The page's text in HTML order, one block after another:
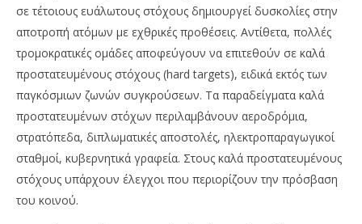
σε τέτοιους ευάλωτους στόχους δημιουργεί δυσκολίες στην
αποτροπή ατόμων με εχθρικές προθέσεις. Αντίθετα, πολλές
τρομοκρατικές ομάδες αποφεύγουν να επιτεθούν σε καλά
προστατευμένους στόχους (hard targets), ειδικά εκτός των
παγκόσμιων ζωνών συγκρούσεων. Τα παραδείγματα καλά
προστατευμένων στόχων περιλαμβάνουν αεροδρόμια,
στρατόπεδα, διπλωματικές αποστολές, ηλεκτροπαραγωγικοί
σταθμοί, κυβερνητικά γραφεία. Στους καλά προστατευμένους
στόχους υπάρχουν έλεγχοι που περιορίζουν την πρόσβαση
του κοινού.